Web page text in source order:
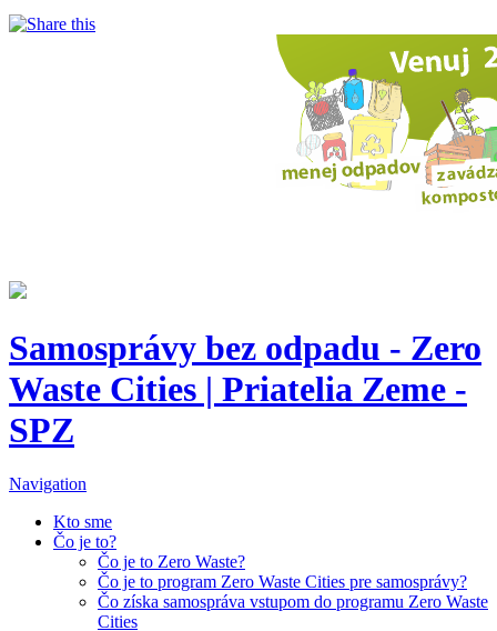
Samosprávy bez odpadu - Zero
Waste Cities | Priatelia Zeme -
SPZ
Navigation
Kto sme
Čo je to?
Čo je to Zero Waste?
Čo je to program Zero Waste Cities pre samosprávy?
Čo získa samospráva vstupom do programu Zero Waste
Cities